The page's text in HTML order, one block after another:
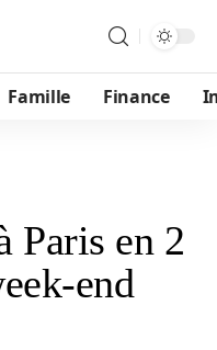
Famille Finance
Paris en 2
end